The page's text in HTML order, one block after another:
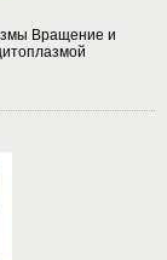
Вращение и